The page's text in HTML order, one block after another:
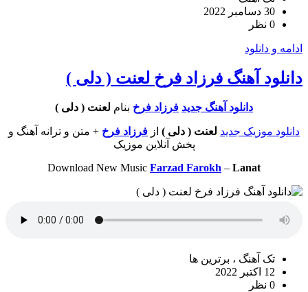
30 دسامبر 2022
0 نظر
ادامه و دانلود
دانلود آهنگ فرزاد فرخ لعنت ( دلی )
دانلود آهنگ جدید فرزاد فرخ بنام لعنت ( دلی )
دانلود موزیک جدید لعنت ( دلی ) از فرزاد فرخ + متن و ترانه آهنگ و
پخش آنلاین موزیک
Download New Music Farzad Farokh – Lanat
تک آهنگ ، برترین ها
12 اکتبر 2022
0 نظر